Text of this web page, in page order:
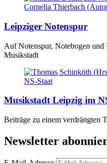
Leipziger Notenspur
Auf Notenspur, Notebogen
Musikstadt
Musikstadt Leipzig im
Beiträge zu einem verdrängten
Newsletter